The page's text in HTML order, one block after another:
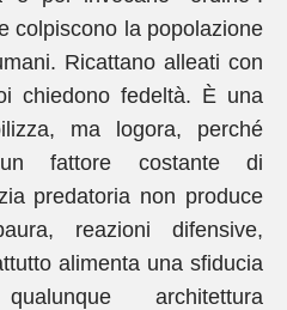
colpiscono la popolazione
Ricattano alleati con
chiedono fedeltà. È una
ma logora, perché
fattore costante di
predatoria non produce
reazioni difensive,
alimenta una sfiducia
architettura